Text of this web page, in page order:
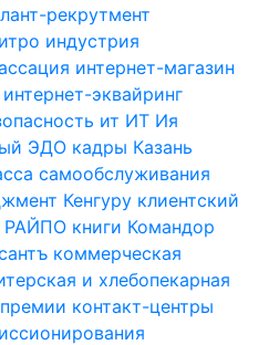
рекрутмент
индустрия
интернет-магазин
интернет-эквайринг
ит ИТ Ия
ЭДО кадры Казань
самообслуживания
Кенгуру клиентский
РАЙПО книги Командор
коммерческая
и хлебопекарная
контакт-центры